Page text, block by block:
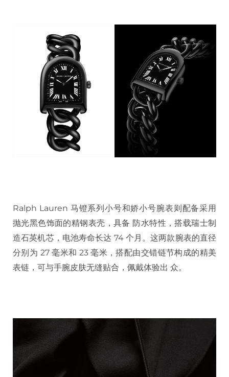
Ralph Lauren 马镫系列小号和娇小号腕表则配备采用
抛光黑色饰面的精钢表壳，具备 防水特性，搭载瑞士制
造石英机芯，电池寿命长达 74 个月。这两款腕表的直径
分别为 27 毫米和 23 毫米，搭配由交错链节构成的精美
表链，可与手腕皮肤无缝贴合，佩戴体验出 众。